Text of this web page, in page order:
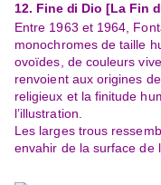
12. Fine di Dio [La Fin
Entre 1963 et 1964,
monochromes de taille
ovoïdes, de couleurs
renvoient aux origines
religieux et la finitude
l’illustration.
Les larges trous
envahir de la surface de